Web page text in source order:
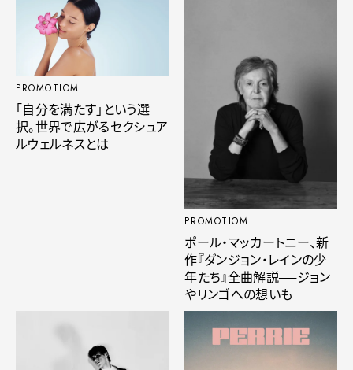
PROMOTIOM
「自分を満たす」という選
択。世界で広がるセクシュア
ルウェルネスとは
PROMOTIOM
ポール・マッカートニー、新
作『ダンジョン・レインの少
年たち』全曲解説──ジョン
やリンゴへの想いも